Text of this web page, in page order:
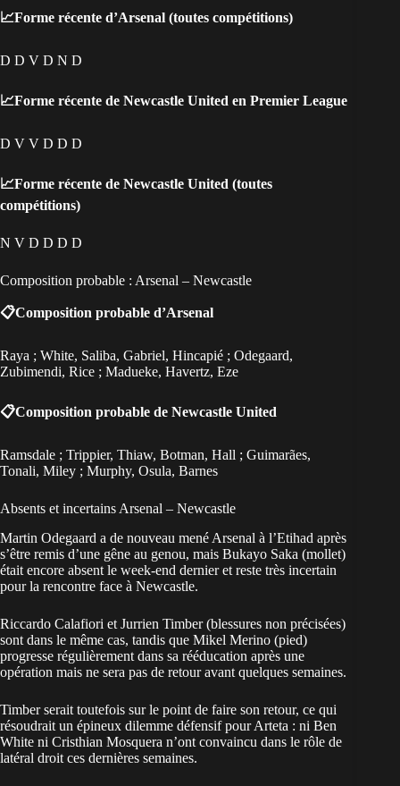
📈Forme récente d’Arsenal (toutes compétitions)
D D V D N D
📈Forme récente de Newcastle United en Premier League
D V V D D D
📈Forme récente de Newcastle United (toutes
compétitions)
N V D D D D
Composition probable : Arsenal – Newcastle
📋Composition probable d’Arsenal
Raya ; White, Saliba, Gabriel, Hincapié ; Odegaard,
Zubimendi, Rice ; Madueke, Havertz, Eze
📋Composition probable de Newcastle United
Ramsdale ; Trippier, Thiaw, Botman, Hall ; Guimarães,
Tonali, Miley ; Murphy, Osula, Barnes
Absents et incertains Arsenal – Newcastle
Martin Odegaard a de nouveau mené Arsenal à l’Etihad après
s’être remis d’une gêne au genou, mais Bukayo Saka (mollet)
était encore absent le week-end dernier et reste très incertain
pour la rencontre face à Newcastle.
Riccardo Calafiori et Jurrien Timber (blessures non précisées)
sont dans le même cas, tandis que Mikel Merino (pied)
progresse régulièrement dans sa rééducation après une
opération mais ne sera pas de retour avant quelques semaines.
Timber serait toutefois sur le point de faire son retour, ce qui
résoudrait un épineux dilemme défensif pour Arteta : ni Ben
White ni Cristhian Mosquera n’ont convaincu dans le rôle de
latéral droit ces dernières semaines.